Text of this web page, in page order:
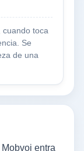
cuando toca
Se
de una
entra